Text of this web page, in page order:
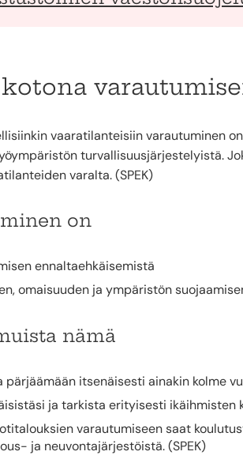
vaaratilanteisiin varautuminen
turvallisuusjärjestelyistä.
varalta. (SPEK)
on
ennaltaehkäisemistä
omaisuuden ja ympäristön
nämä
pärjäämään itsenäisesti ainakin kolme
ja tarkista erityisesti ikäihmisten
varautumiseen saat
ja neuvontajärjestöistä. (SPEK)